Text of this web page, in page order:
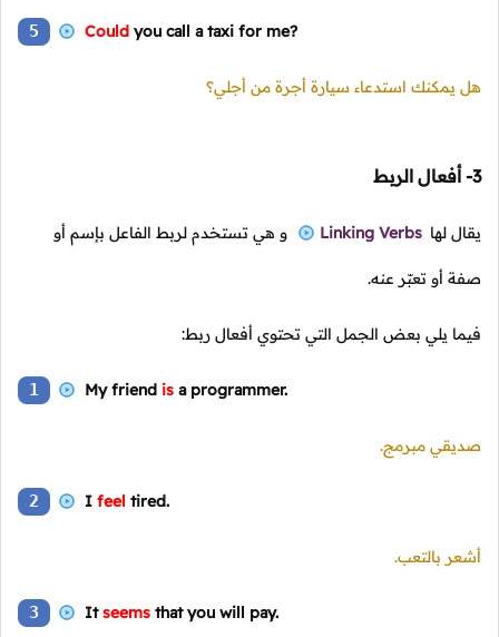
5 Could you call a taxi for me?
هل يمكنك استدعاء سيارة أجرة من أجلي؟
3- أفعال الربط
يقال لها Linking Verbs و هي تستخدم لربط الفاعل بإسم أو
صفة أو تعبّر عنه.
فيما يلي بعض الجمل التي تحتوي أفعال ربط:
1 My friend is a programmer.
صديقي مبرمج.
2 I feel tired.
أشعر بالتعب.
3 Itseems that you will pay.